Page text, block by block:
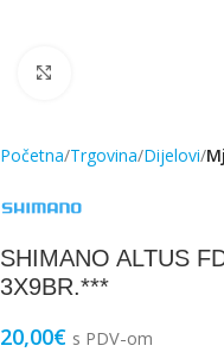
Početna Trgovina Dijelovi
SHIMANO ALTUS
3X9BR.***
20,00€ s PDV-om